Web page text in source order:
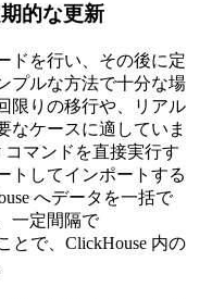
的な更新
ドを行い、その後に定
プルな方法で十分な場
限りの移行や、リアル
なケースに適していま
コマンドを直接実行す
トしてインポートする
へデータを一括で
一定間隔で
とで、ClickHouse 内の